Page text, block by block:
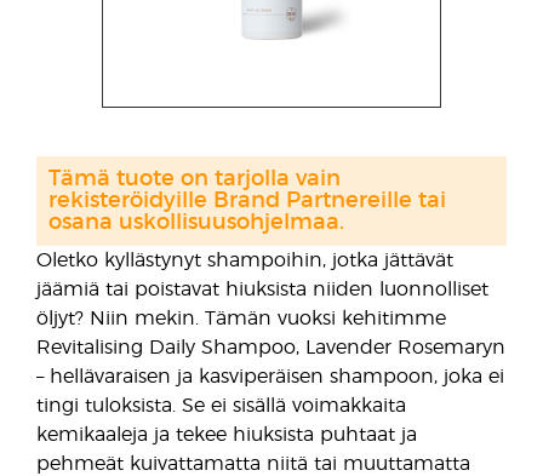
Oletko kyllästynyt shampoihin, jotka jättävät
jäämiä tai poistavat hiuksista niiden luonnolliset
öljyt? Niin mekin. Tämän vuoksi kehitimme
Revitalising Daily Shampoo, Lavender Rosemaryn
– hellävaraisen ja kasviperäisen shampoon, joka ei
tingi tuloksista. Se ei sisällä voimakkaita
kemikaaleja ja tekee hiuksista puhtaat ja
pehmeät kuivattamatta niitä tai muuttamatta
Tämä tuote on tarjolla vain
rekisteröidyille Brand Partnereille tai
osana uskollisuusohjelmaa.